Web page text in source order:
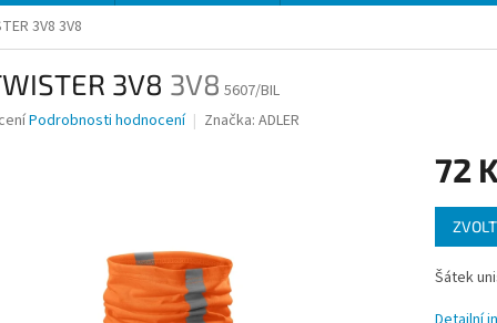
3V8 3V8
3V8 3V8 5607/BIL
Podrobnosti hodnocení Značka: ADLER
72
Měrná
cena:
Šátek